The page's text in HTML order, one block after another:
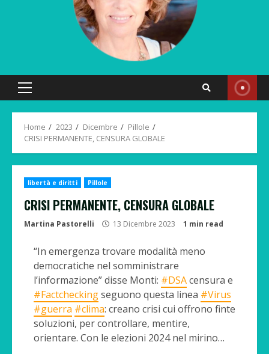
Primary
Home 2023 Dicembre
Pillole
CRISI PERMANENTE, CENSURA GLOBALE
libertà e diritti Pillole
CRISI PERMANENTE, CENSURA GLOBALE
Martina Pastorelli 13 Dicembre 2023 1 min read
“In emergenza trovare modalità meno
democratiche nel somministrare
l’informazione” disse Monti: #DSAcensura e
#Factcheckingseguono questa linea #Virus
#guerra #clima: creano crisi cui offrono finte
soluzioni, per controllare, mentire,
orientare. Con le elezioni 2024 nel mirino…